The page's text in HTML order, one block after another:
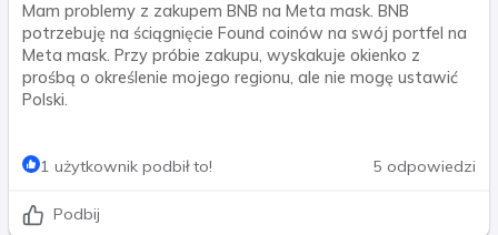
Mam problemy z zakupem BNB na Meta mask. BNB
potrzebuję na ściągnięcie Found coinów na swój portfel na
Meta mask. Przy próbie zakupu, wyskakuje okienko z
prośbą o określenie mojego regionu, ale nie mogę ustawić
Polski.
1 użytkownik podbił to! 5 odpowiedzi
Podbij